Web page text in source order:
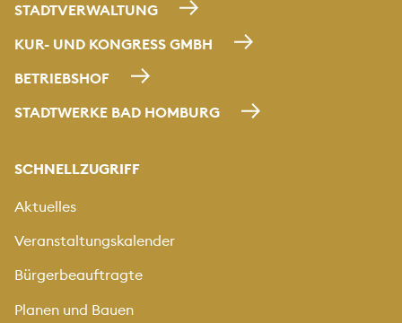
STADTVERWALTUNG
KUR- UND KONGRESS GMBH
BETRIEBSHOF
STADTWERKE BAD HOMBURG
SCHNELLZUGRIFF
Aktuelles
Veranstaltungskalender
Bürgerbeauftragte
Planen und Bauen